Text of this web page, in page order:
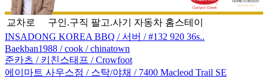
교차로 구인.구직 팔고.사기 자동차 홈스테이
INSADONG KOREA BBQ / 서버 / #132 920 36s..
Baekban1988 / cook / chinatown
준카츠 / 키친스태프 / Crowfoot
에이마트 사우스점 / 스탁/야채 / 7400 Macleod Trail SE